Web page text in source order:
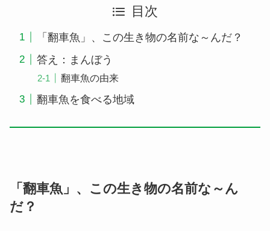
目次
「翻車魚」、この生き物の名前な～んだ？
答え：まんぼう
翻車魚の由来
翻車魚を食べる地域
「翻車魚」、この生き物の名前な～ん
だ？